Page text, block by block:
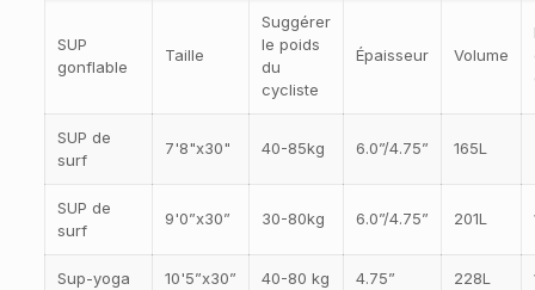
SUP
gonflable
Taille
Suggérer
le poids
du
cycliste
Épaisseur Volume
SUP de
surf
7'8"x30" 40-85kg 6.0”/4.75” 165L
SUP de
surf
9'0”x30” 30-80kg 6.0”/4.75” 201L
Sup-yoga 10'5”x30” 40-80 kg 4.75” 228L